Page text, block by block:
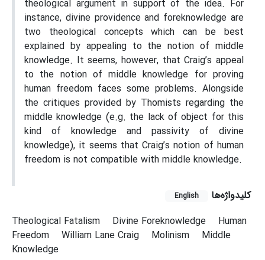
theological argument in support of the idea. For
instance, divine providence and foreknowledge are
two theological concepts which can be best
explained by appealing to the notion of middle
knowledge. It seems, however, that Craig’s appeal
to the notion of middle knowledge for proving
human freedom faces some problems. Alongside
the critiques provided by Thomists regarding the
middle knowledge (e.g. the lack of object for this
kind of knowledge and passivity of divine
knowledge), it seems that Craig’s notion of human
freedom is not compatible with middle knowledge.
کلیدواژه‌ها English
Theological Fatalism Divine Foreknowledge
Human
Freedom
William Lane Craig Molinism
Middle
Knowledge